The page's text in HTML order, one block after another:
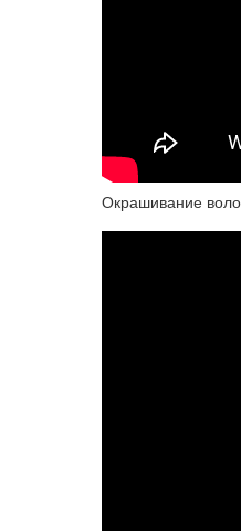
Окрашивание